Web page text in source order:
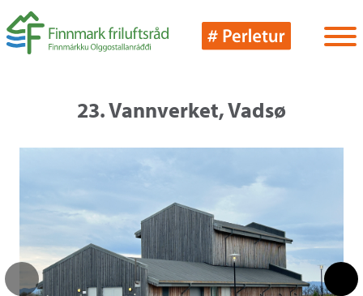
23. Vannverket, Vadsø